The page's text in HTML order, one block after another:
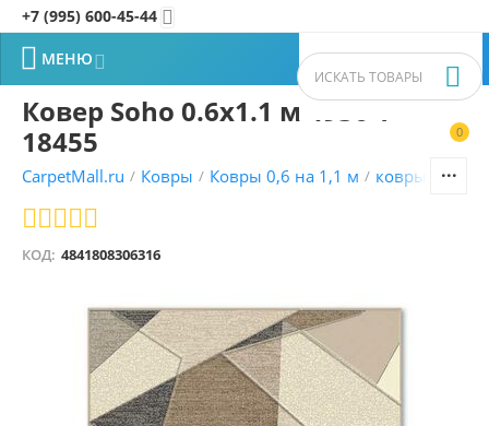
+7 (995) 600-45-44 
0


 МЕНЮ
Ковер Soho 0.6x1.1 м 4936 1
18455
CarpetMall.ru / Ковры / Ковры 0,6 на 1,1 м / ковры
КОД: 4841808306316